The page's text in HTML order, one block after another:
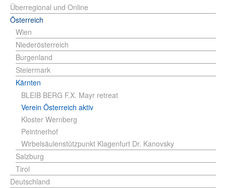
Überregional und Online
Österreich
Wien
Niederösterreich
Burgenland
Steiermark
Kärnten
BLEIB BERG F.X. Mayr retreat
Verein Österreich aktiv
Kloster Wernberg
Peintnerhof
Wirbelsäulenstützpunkt Klagenfurt Dr. Kanovsky
Salzburg
Tirol
Deutschland